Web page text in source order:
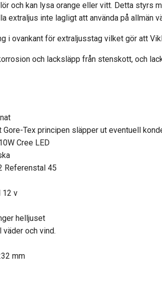
och kan lysa orange eller vitt. Detta styrs
extraljus inte lagligt att använda på allmän
i ovankant för extraljusstag vilket gör att
och lacksläpp från stenskott, och
Tex principen släpper ut eventuell
Cree LED
Referenstal 45
12 v
helljuset
och vind.
mm